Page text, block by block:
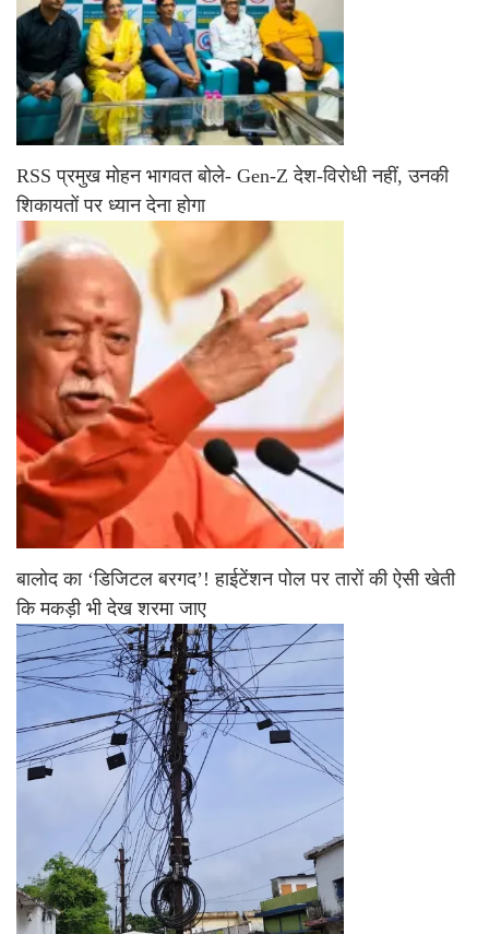
RSS प्रमुख मोहन भागवत बोले- Gen-Z देश-विरोधी नहीं, उनकी
शिकायतों पर ध्यान देना होगा
बालोद का ‘डिजिटल बरगद’! हाईटेंशन पोल पर तारों की ऐसी खेती
कि मकड़ी भी देख शरमा जाए